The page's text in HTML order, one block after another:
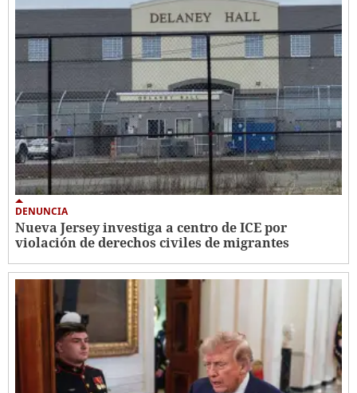
DENUNCIA
Nueva Jersey investiga a centro de ICE por
violación de derechos civiles de migrantes